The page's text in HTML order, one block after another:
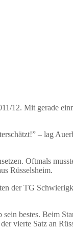
12. Mit gerade
– lag
Oftmals
Rüsselsheim.
der TG
bestes. Beim
vierte Satz an